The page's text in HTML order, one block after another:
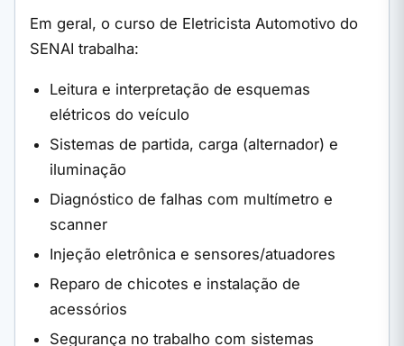
Em geral, o curso de Eletricista Automotivo do
SENAI trabalha:
Leitura e interpretação de esquemas
elétricos do veículo
Sistemas de partida, carga (alternador) e
iluminação
Diagnóstico de falhas com multímetro e
scanner
Injeção eletrônica e sensores/atuadores
Reparo de chicotes e instalação de
acessórios
Segurança no trabalho com sistemas